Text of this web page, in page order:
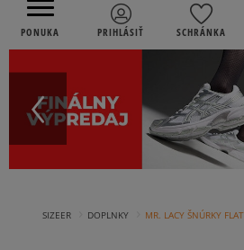
PONUKA PRIHLÁSIŤ SCHRÁNKA
SIZEER DOPLNKY MR. LACY ŠNÚRKY